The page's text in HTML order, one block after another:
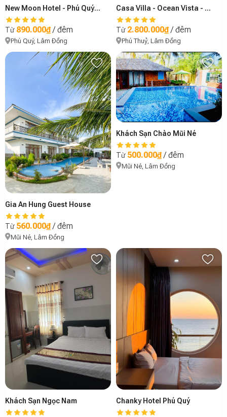
New Moon Hotel - Phú Quý Island
Từ 890.000₫/ đêm
Phú Quý, Lâm Đồng
Casa Villa - Ocean Vista - Mũi Né
Từ 2.800.000₫/ đêm
Phú Thuỷ, Lâm Đồng
Gia An Hung Guest House
Từ 560.000₫/ đêm
Mũi Né, Lâm Đồng
Khách Sạn Chào Mũi Né
Từ 500.000₫/ đêm
Mũi Né, Lâm Đồng
Khách Sạn Ngọc Nam Chanky Hotel Phú Quý